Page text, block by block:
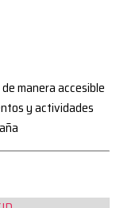
manera accesible
y actividades